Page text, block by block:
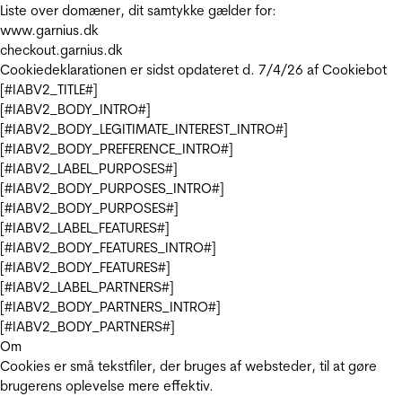
Liste over domæner, dit samtykke gælder for:
www.garnius.dk
checkout.garnius.dk
Cookiedeklarationen er sidst opdateret d. 7/4/26 af Cookiebot
[#IABV2_TITLE#]
[#IABV2_BODY_INTRO#]
[#IABV2_BODY_LEGITIMATE_INTEREST_INTRO#]
[#IABV2_BODY_PREFERENCE_INTRO#]
[#IABV2_LABEL_PURPOSES#]
[#IABV2_BODY_PURPOSES_INTRO#]
[#IABV2_BODY_PURPOSES#]
[#IABV2_LABEL_FEATURES#]
[#IABV2_BODY_FEATURES_INTRO#]
[#IABV2_BODY_FEATURES#]
[#IABV2_LABEL_PARTNERS#]
[#IABV2_BODY_PARTNERS_INTRO#]
[#IABV2_BODY_PARTNERS#]
Om
Cookies er små tekstfiler, der bruges af websteder, til at gøre
brugerens oplevelse mere effektiv.